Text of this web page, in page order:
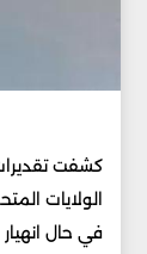
كشفت
الولايات
في حال